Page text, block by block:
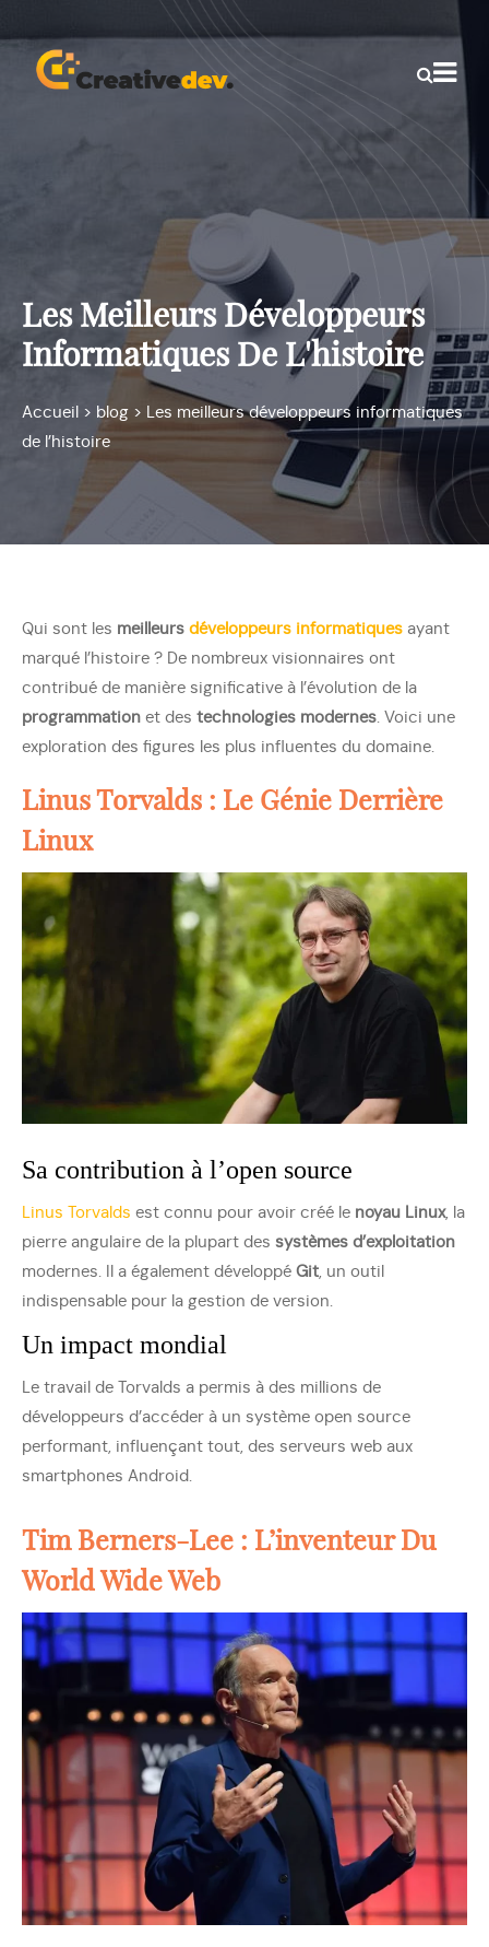
Les Meilleurs Développeurs
Informatiques De L'histoire
Accueil > blog > Les meilleurs développeurs informatiques
de l’histoire
Qui sont les meilleurs développeurs informatiques ayant
marqué l’histoire ? De nombreux visionnaires ont
contribué de manière significative à l’évolution de la
programmation et des technologies modernes. Voici une
exploration des figures les plus influentes du domaine.
Linus Torvalds : Le Génie Derrière
Linux
Sa contribution à l’open source
Linus Torvalds est connu pour avoir créé le noyau Linux, la
pierre angulaire de la plupart des systèmes d’exploitation
modernes. Il a également développé Git, un outil
indispensable pour la gestion de version.
Un impact mondial
Le travail de Torvalds a permis à des millions de
développeurs d’accéder à un système open source
performant, influençant tout, des serveurs web aux
smartphones Android.
Tim Berners-Lee : L’inventeur Du
World Wide Web